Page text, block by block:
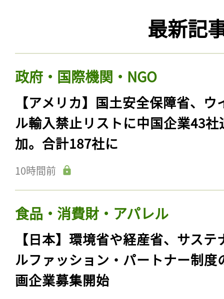
最新記
政府・国際機関・NGO
【アメリカ】国土安全保障省、ウ
ル輸入禁止リストに中国企業43社
加。合計187社に
10時間前
食品・消費財・アパレル
【日本】環境省や経産省、サステ
ルファッション・パートナー制度
画企業募集開始